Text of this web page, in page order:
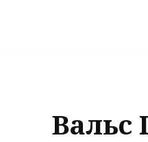
Вальс